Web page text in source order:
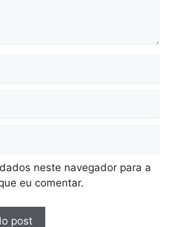
neste navegador para a
eu comentar.